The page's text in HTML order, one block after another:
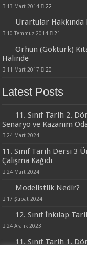
13 Mart 2014 22
Urartular
10 Temmuz 2014 21
Orhun (Göktürk)
Halinde
11 Mart 2017 20
Latest Posts
11. Sınıf Tarih 2.
Senaryo ve Kazanım
24 Mart 2024
11. Sınıf Tarih Dersi 3
Çalışma Kağıdı
24 Mart 2024
Modelistlik Nedir?
17 Şubat 2024
12. Sınıf İnkılap
24 Aralık 2023
11. Sınıf Tarih 1.